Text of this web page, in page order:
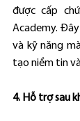
được cấp
Academy.
và kỹ năng
tạo niềm tin
4. Hỗ trợ sau